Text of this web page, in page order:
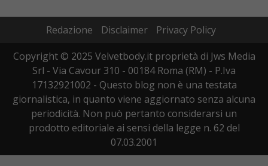
Redazione Disclaimer
Privacy Policy
Copyright © 2025 Velvetbody.it proprietà di Jws Media
Srl - Via Cavour 310 - 00184 Roma (RM) - P.Iva
17132921002 - Questo blog non è una testata
giornalistica, in quanto viene aggiornato senza alcuna
periodicità. Non può pertanto considerarsi un
prodotto editoriale ai sensi della legge n. 62 del
07.03.2001